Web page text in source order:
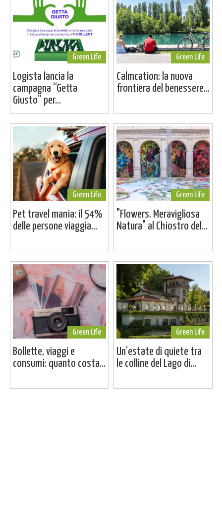
Green Life
Logista lancia la
campagna “Getta
Giusto” per...
Green Life
Calmcation: la nuova
frontiera del benessere...
Green Life
Pet travel mania: il 54%
delle persone viaggia...
Green Life
"Flowers. Meravigliosa
Natura" al Chiostro del...
Green Life
Bollette, viaggi e
consumi: quanto costa...
Green Life
Un’estate di quiete tra
le colline del Lago di...